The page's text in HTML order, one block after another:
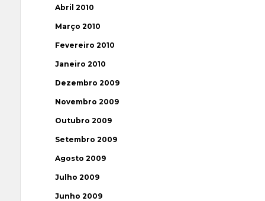
Abril 2010
Março 2010
Fevereiro 2010
Janeiro 2010
Dezembro 2009
Novembro 2009
Outubro 2009
Setembro 2009
Agosto 2009
Julho 2009
Junho 2009